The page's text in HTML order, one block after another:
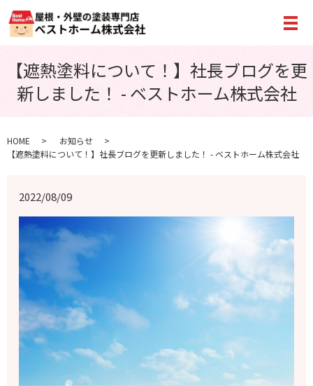
メ
【遮熱塗料について！】社長ブログを更
新しました！ - ベストホーム株式会社
HOME
お知らせ
【遮熱塗料について！】社長ブログを更新しました！ - ベストホーム株式会社
2022/08/09